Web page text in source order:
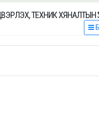
ТЕХНИК ХЯНАЛТЫН